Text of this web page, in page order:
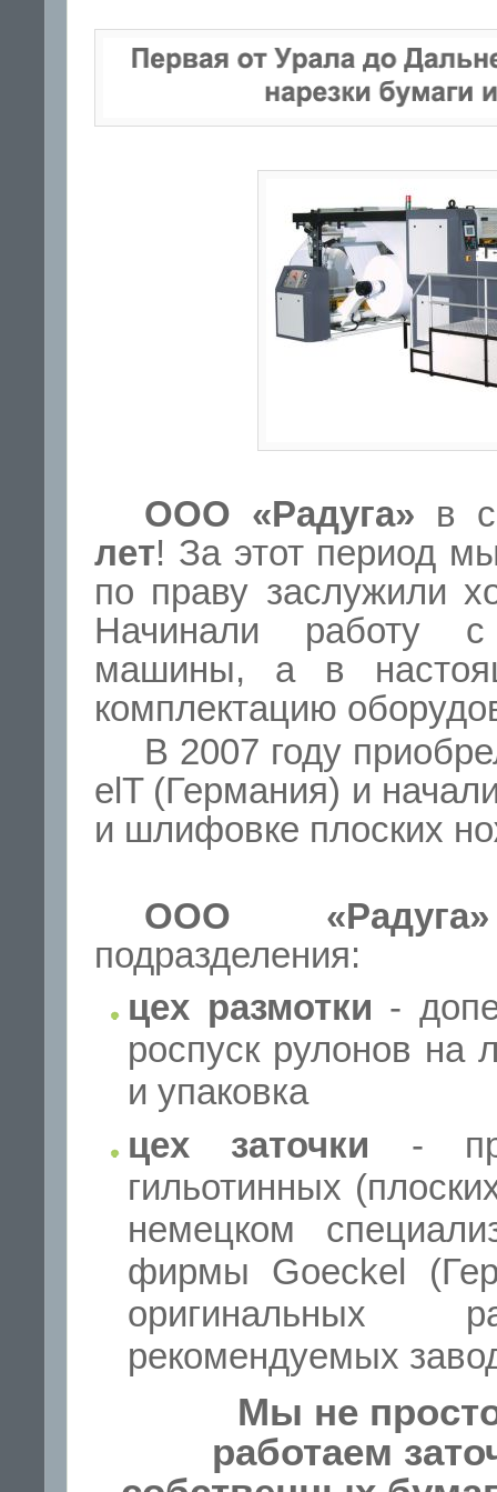
ООО «Радуга» в
лет! За этот период
по праву заслужили
Начинали работу с
машины, а в
комплектацию
В 2007 году
elT (Германия) и
и шлифовке плоских
ООО «Радуга»
подразделения:
цех размотки -
роспуск рулонов на
и упаковка
цех заточки -
гильотинных
немецком
фирмы Goeckel
оригинальных
рекомендуемых
Мы не
работаем